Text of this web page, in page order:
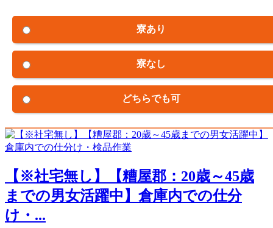
寮あり
寮なし
どちらでも可
【※社宅無し】【糟屋郡：20歳～45歳
までの男女活躍中】倉庫内での仕分
け・...